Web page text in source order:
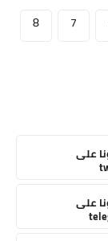
7
8
على
على